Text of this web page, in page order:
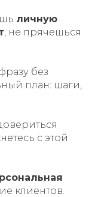
личную
, не прячешься
без
план: шаги,
с этой
клиентов.